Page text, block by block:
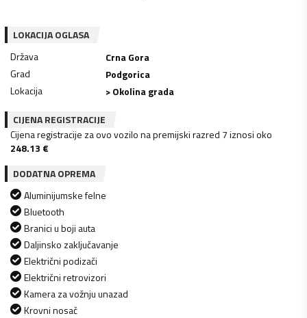
LOKACIJA OGLASA
Država
Crna Gora
Grad
Podgorica
Lokacija
> Okolina grada
CIJENA REGISTRACIJE
Cijena registracije za ovo vozilo na premijski razred 7 iznosi oko
248.13 €
DODATNA OPREMA
Aluminijumske felne
Bluetooth
Branici u boji auta
Daljinsko zaključavanje
Električni podizači
Električni retrovizori
Kamera za vožnju unazad
Krovni nosač